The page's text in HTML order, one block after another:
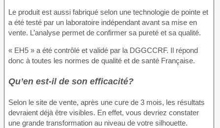
Le produit est aussi fabriqué selon une technologie de pointe et
a été testé par un laboratoire indépendant avant sa mise en
vente. L’analyse permet de confirmer sa pureté et sa qualité.
« EH5 » a été contrôlé et validé par la DGGCCRF. Il répond
donc à toutes les normes de qualité et de santé Française.
Qu’en est-il de son efficacité?
Selon le site de vente, après une cure de 3 mois, les résultats
devraient déjà être visibles. En effet, vous devriez constater
une grande transformation au niveau de votre silhouette.